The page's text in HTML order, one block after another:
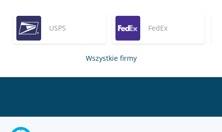
USPS FedEx
Wszystkie firmy